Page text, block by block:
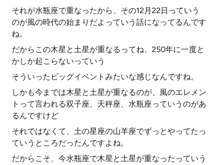
それが水瓶座で重なったから、その12月22日っていう
のが風の時代の始まりだよっていう話になってるんです
ね。
だからこの木星と土星が重なるってね、250年に一度と
かしか起こらないっていう
そういったビッグイベントみたいな感じなんですね。
しかも今までは木星と土星が重なるのが、風のエレメン
トって言われる双子座、天秤座、水瓶座っていうのがあ
るんですけど
それではなくて、土の星座の山羊座でずっとやってたっ
ていうところだったんですよね。
だからこそ、今水瓶座で木星と土星が重なったっていう